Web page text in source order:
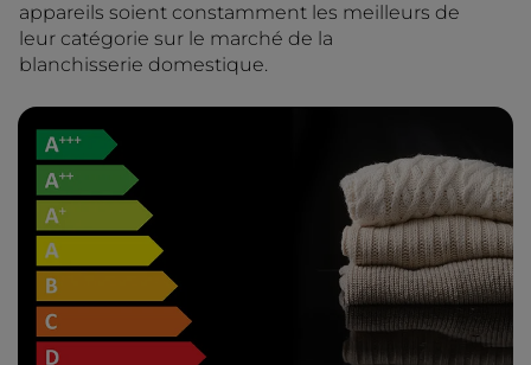
appareils soient constamment les meilleurs de
leur catégorie sur le marché de la
blanchisserie domestique.